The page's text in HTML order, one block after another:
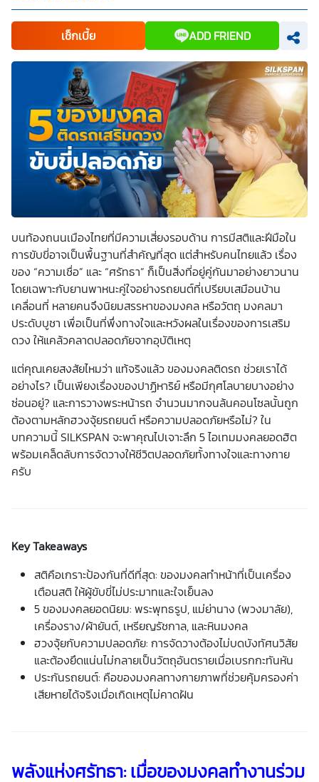
เพื่อพัฒนาผลิตภัณฑ์หรือบริการต่างๆ หรือเพื่อกิจกรรมอื่นๆ
ท่านสามารถอ่านรายละเอียดนโยบายคุ้มครองข้อมูลส่วนบุคคล
และสิทธิของเจ้าของข้อมูลส่วนบุคคลได้ที่เว็บไซต์คำประกาศ
เกี่ยวกับความเป็นส่วนตัวก่อนให้ความยินยอม ทั้งนี้ ก่อนการ
แสดงเจตนา ข้าพเจ้าได้อ่านรายละเอียดจากเอกสารชี้แจงข้อมูล
หรือได้รับคำอธิบายจากหน่วยงานถึงวัตถุประสงค์ในการเก็บ
รวบรวม ใช้หรือเปิดเผยข้อมูลส่วนบุคคล (“ประมวลผลข้อมูล
ส่วนบุคคล”) และมีความเข้าใจดีแล้ว ข้าพเจ้าให้ความยินยอมหรือ
ปฏิเสธไม่ให้ความยินยอมในเอกสารนี้ด้วยความสมัครใจ
ปราศจากการบังคับหรือชักจูง และข้าพเจ้าทราบว่าข้าพเจ้า
สามารถถอนความยินยอมนี้เสียเมื่อใดก็ได้ เว้นแต่ในกรณีมีข้อ
จำกัดสิทธิตามกฎหมายหรือยังมีสัญญาระหว่างข้าพเจ้ากับ
สถาบันที่ให้ประโยชน์แก่ข้าพเจ้าอยู่ กรณีที่ข้าพเจ้าประสงค์จะไม่
ให้ความยินยอม ข้าพเจ้าเข้าใจและยอมรับว่า การไม่ให้ความ
ยินยอมจะมีผลทำให้ข้าพเจ้า (เช่น ข้าพเจ้าอาจได้รับความสะดวก
ในการใช้บริการน้อยลง หรือข้าพเจ้าไม่สามารถเข้าถึงฟังก์ชัน
การใช้งานบางอย่างได้ เป็นต้น) และข้าพเจ้าทราบว่าการถอน
ส่วนบุคคลที่ได้ดำเนินการเสร็จสิ้นไปแล้วก่อนการถอนความ
ยินยอม โดยข้าพเจ้าให้ถือเอาการกดเลือก “ให้ความยินยอม” ใน
ช่องสนทนา เป็นการแสดงเจตนายินยอมของข้าพเจ้าแทนการ
ลงลายมือชื่อเป็นหลักฐาน
เช็กเบี้ย ADD FRIEND
บนท้องถนนเมืองไทยที่มีความเสี่ยงรอบด้าน การมีสติและฝีมือใน
การขับขี่อาจเป็นพื้นฐานที่สำคัญที่สุด แต่สำหรับคนไทยแล้ว เรื่อง
ของ “ความเชื่อ” และ “ศรัทธา” ก็เป็นสิ่งที่อยู่คู่กันมาอย่างยาวนาน
โดยเฉพาะกับยานพาหนะคู่ใจอย่างรถยนต์ที่เปรียบเสมือนบ้าน
เคลื่อนที่ หลายคนจึงนิยมสรรหาของมงคล หรือวัตถุ มงคลมา
ประดับบูชา เพื่อเป็นที่พึ่งทางใจและหวังผลในเรื่องของการเสริม
ดวง ให้แคล้วคลาดปลอดภัยจากอุบัติเหตุ
แต่คุณเคยสงสัยไหมว่า แท้จริงแล้วของมงคลติดรถ ช่วยเราได้
อย่างไร? เป็นเพียงเรื่องของปาฏิหาริย์ หรือมีกุศโลบายบางอย่าง
ซ่อนอยู่? และการวางพระหน้ารถ จำนวนมากจนล้นคอนโซลนั้นถูก
ต้องตามหลักฮวงจุ้ยรถยนต์ หรือความปลอดภัยหรือไม่? ใน
บทความนี้ SILKSPAN จะพาคุณไปเจาะลึก 5 ไอเทมมงคลยอดฮิต
พร้อมเคล็ดลับการจัดวางให้ชีวิตปลอดภัยทั้งทางใจและทางกาย
ครับ
Key Takeaways
สติคือเกราะป้องกันที่ดีที่สุด: ของมงคลทำหน้าที่เป็นเครื่อง
เตือนสติ ให้ผู้ขับขี่ไม่ประมาทและใจเย็นลง
5 ของมงคลยอดนิยม: พระพุทธรูป, แม่ย่านาง (พวงมาลัย),
เครื่องราง/ผ้ายันต์, เหรียญรัชกาล, และหินมงคล
ฮวงจุ้ยกับความปลอดภัย: การจัดวางต้องไม่บดบังทัศนวิสัย
และต้องยึดแน่นไม่กลายเป็นวัตถุอันตรายเมื่อเบรกกะทันหัน
ประกันรถยนต์: คือของมงคลทางกายภาพที่ช่วยคุ้มครองค่า
เสียหายได้จริงเมื่อเกิดเหตุไม่คาดฝัน
พลังแห่งศรัทธา: เมื่อของมงคลทำงานร่วม